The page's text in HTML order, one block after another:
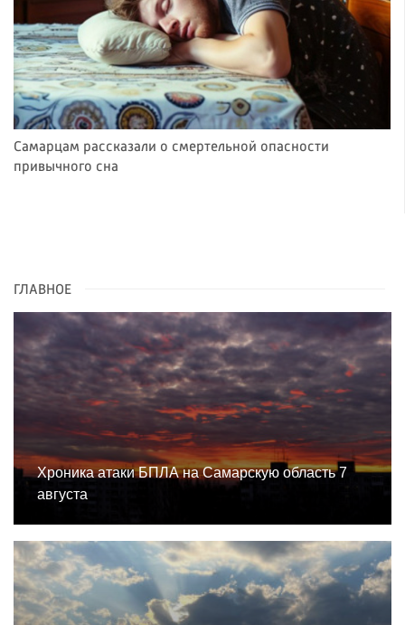
Самарцам рассказали о смертельной опасности
привычного сна
ГЛАВНОЕ
Хроника атаки БПЛА на Самарскую область 7
августа